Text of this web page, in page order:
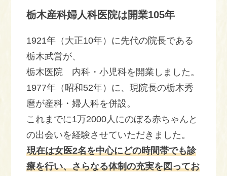
栃木産科婦人科医院は開業105年
1921年（大正10年）に先代の院長である
栃木武営が、
栃木医院 内科・小児科を開業しました。
1977年（昭和52年）に、現院長の栃木秀
麿が産科・婦人科を併設。
これまでに1万2000人にのぼる赤ちゃんと
の出会いを経験させていただきました。
現在は女医2名を中心にどの時間帯でも診
療を行い、さらなる体制の充実を図ってお